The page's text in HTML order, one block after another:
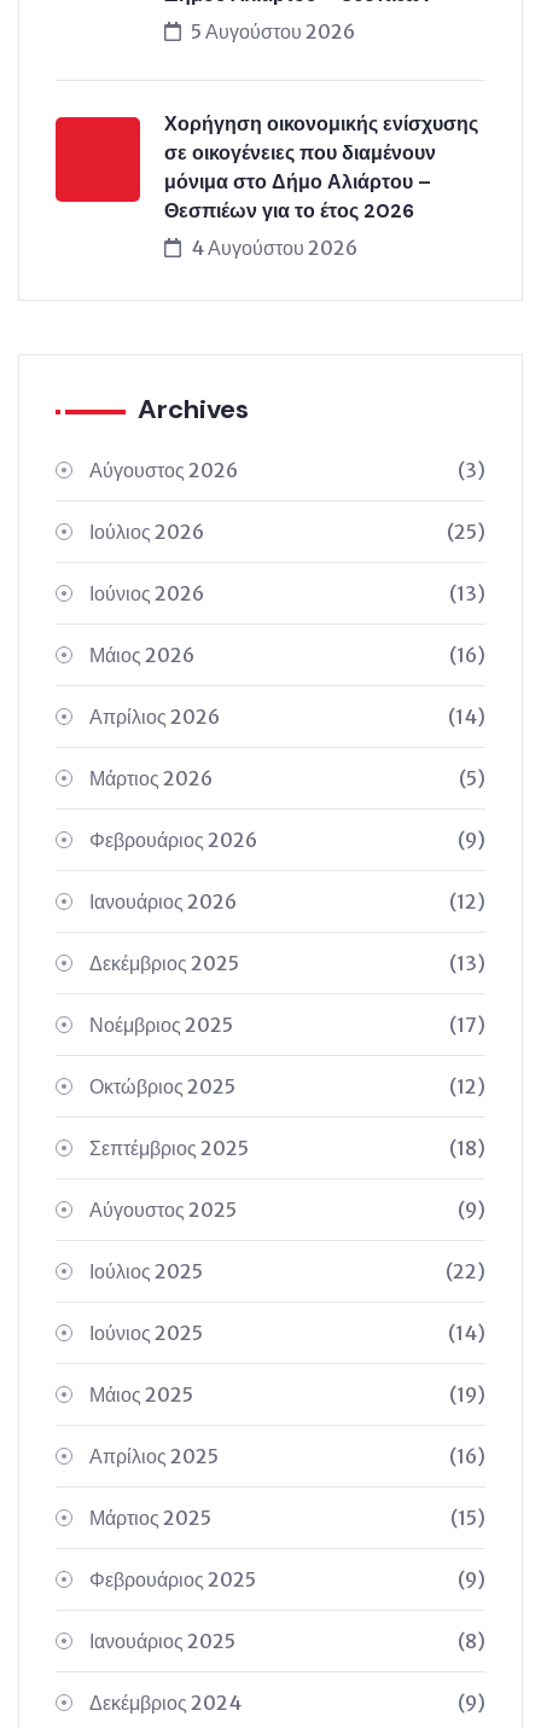
5 Αυγούστου 2026
Χορήγηση οικονομικής ενίσχυσης
σε οικογένειες που διαμένουν
μόνιμα στο Δήμο Αλιάρτου –
Θεσπιέων για το έτος 2026
4 Αυγούστου 2026
Archives
Αύγουστος 2026 (3)
Ιούλιος 2026 (25)
Ιούνιος 2026 (13)
Μάιος 2026 (16)
Απρίλιος 2026 (14)
Μάρτιος 2026 (5)
Φεβρουάριος 2026 (9)
Ιανουάριος 2026 (12)
Δεκέμβριος 2025 (13)
Νοέμβριος 2025 (17)
Οκτώβριος 2025 (12)
Σεπτέμβριος 2025 (18)
Αύγουστος 2025 (9)
Ιούλιος 2025 (22)
Ιούνιος 2025 (14)
Μάιος 2025 (19)
Απρίλιος 2025 (16)
Μάρτιος 2025 (15)
Φεβρουάριος 2025 (9)
Ιανουάριος 2025 (8)
Δεκέμβριος 2024 (9)